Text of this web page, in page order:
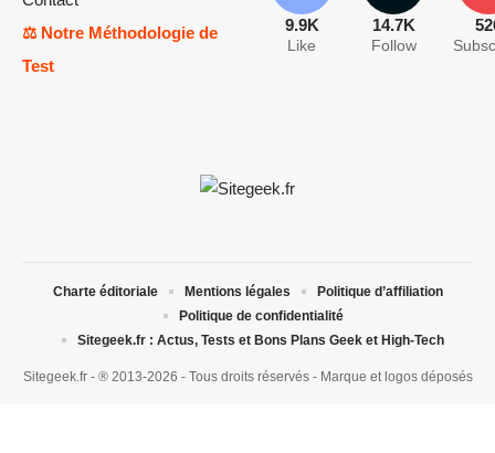
⚖️ Notre Méthodologie de
Test
9.9K
Like
14.7K
Follow
Sitegeek.fr - ® 2013-2026 - Tous droits réservés - Marque et logos déposés
Charte éditoriale Mentions légales
Politique d’affiliation
Politique de confidentialité
Sitegeek.fr : Actus, Tests et Bons Plans Geek et High-Tech